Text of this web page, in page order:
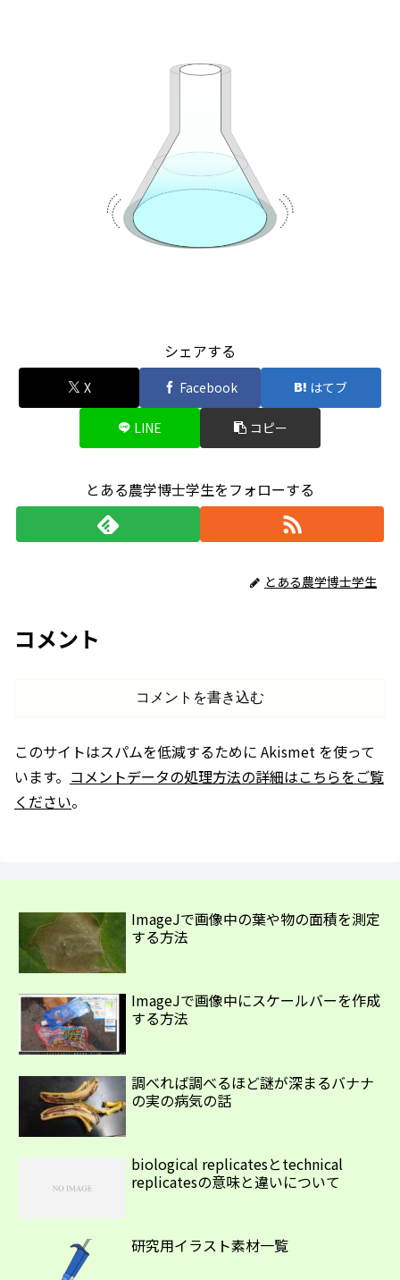
シェアする
X Facebook はてブ
LINE コピー
とある農学博士学生をフォローする
とある農学博士学生
コメント
コメントを書き込む
このサイトはスパムを低減するために Akismet を使って
います。 コメントデータの処理方法の詳細はこちらをご覧
ください。
ImageJで画像中の葉や物の面積を測定
する方法
ImageJで画像中にスケールバーを作成
する方法
調べれば調べるほど謎が深まるバナナ
の実の病気の話
biological replicatesとtechnical
replicatesの意味と違いについて
研究用イラスト素材一覧